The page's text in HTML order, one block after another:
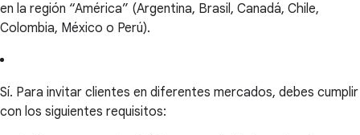
en la región “América” (Argentina, Brasil, Canadá, Chile,
Colombia, México o Perú).
Sí. Para invitar clientes en diferentes mercados, debes cumplir
con los siguientes requisitos: